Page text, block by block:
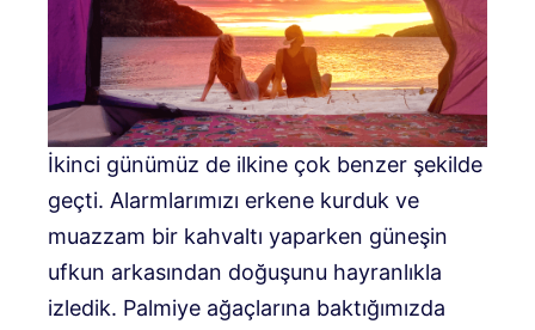
İkinci günümüz de ilkine çok benzer şekilde
geçti. Alarmlarımızı erkene kurduk ve
muazzam bir kahvaltı yaparken güneşin
ufkun arkasından doğuşunu hayranlıkla
izledik. Palmiye ağaçlarına baktığımızda